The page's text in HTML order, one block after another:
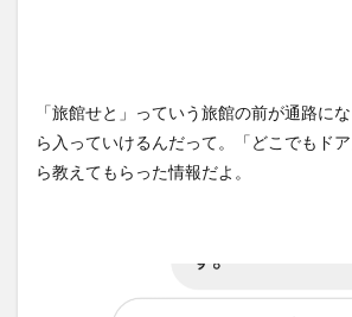
「旅館せと」っていう旅館の前が通路に
ら入っていけるんだって。「どこでもド
ら教えてもらった情報だよ。